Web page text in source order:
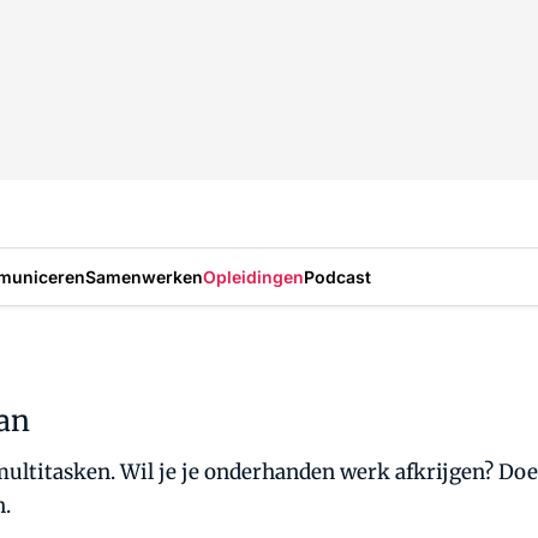
SamenwerkenOpleidingenPodcast
Wil je je onderhanden werk afkrijgen?